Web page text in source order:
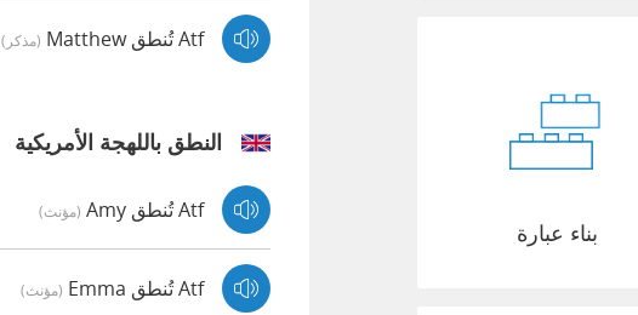
Atf تُنطق Matthew (مذكر)
النطق باللهجة الأمريكية
Atf تُنطق Amy (مؤنث)
Atf تُنطق Emma (مؤنث)
بناء عبارة